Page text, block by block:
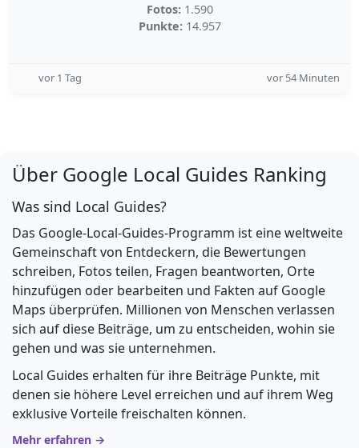
Fotos: 1.590
Punkte: 14.957
vor 1 Tag vor 54 Minuten
Über Google Local Guides Ranking
Was sind Local Guides?
Das Google-Local-Guides-Programm ist eine weltweite
Gemeinschaft von Entdeckern, die Bewertungen
schreiben, Fotos teilen, Fragen beantworten, Orte
hinzufügen oder bearbeiten und Fakten auf Google
Maps überprüfen. Millionen von Menschen verlassen
sich auf diese Beiträge, um zu entscheiden, wohin sie
gehen und was sie unternehmen.
Local Guides erhalten für ihre Beiträge Punkte, mit
denen sie höhere Level erreichen und auf ihrem Weg
exklusive Vorteile freischalten können.
Mehr erfahren →